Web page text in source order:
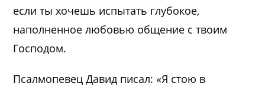
если ты хочешь испытать глубокое,
наполненное любовью общение с твоим
Господом.
Псалмопевец Давид писал: «Я стою в